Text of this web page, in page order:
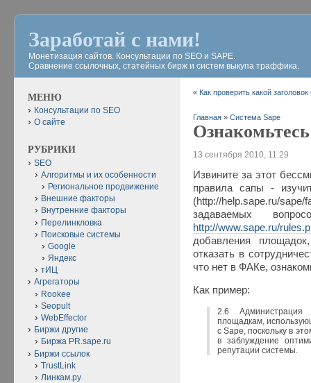
Заработай с нами!
Монетизация сайтов. Консультации по SEO и SAPE.
Сравнение ссылочных, статейных бирж и систем выкупа траффика.
« Как проверить какой
Главная »Система Sape
13 сентября 2010, 11:29
Извините за этот
правила сапы -
(http://help.sape.ru/
задаваемых
http://www.sape.ru/
добавления
отказать в
что нет в ФАКе,
Как пример:
2.6 Администрация
площадкам,
с Sape, поскольку в
в заблуждение
репутации системы.
МЕНЮ
Консультации по SEO
О сайте
РУБРИКИ
SEO
Алгоритмы и их особенности
Региональное продвижение
Внешние факторы
Внутренние факторы
Перелинкловка
Поисковые системы
Google
Яндекс
тИЦ
Агрегаторы
Rookee
Seopult
WebEffector
Биржи другие
Биржа PR.sape.ru
Биржи ссылок
TrustLink
Линкам.ру